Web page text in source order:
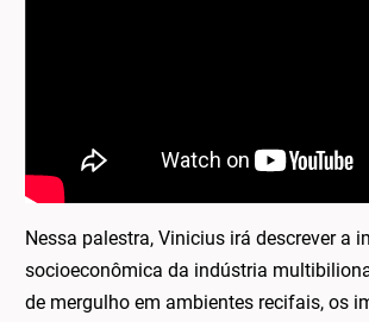
Nessa palestra, Vinicius irá descrever a
socioeconômica da indústria
de mergulho em ambientes recifais, os